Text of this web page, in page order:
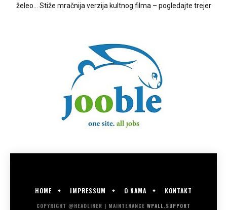
želeo… Stiže mračnija verzija kultnog filma – pogledajte trejer
HOME IMPRESSUM O NAMA KONTAKT
COPYRIGHT @HEADLINER | MAINTENANCE WPALL.SUPPORT